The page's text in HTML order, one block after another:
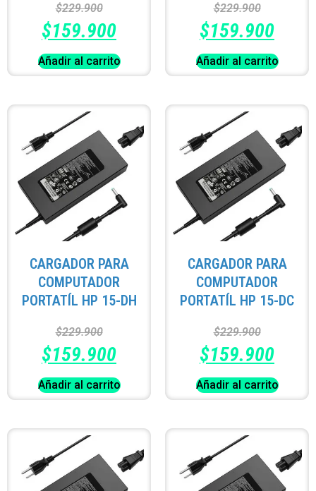
$229.900
$159.900
Añadir al carrito
$229.900
$159.900
Añadir al carrito
CARGADOR PARA
COMPUTADOR
PORTATÍL HP 15-DH
$229.900
$159.900
Añadir al carrito
CARGADOR PARA
COMPUTADOR
PORTATÍL HP 15-DC
$229.900
$159.900
Añadir al carrito